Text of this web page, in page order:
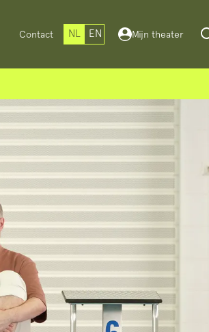
Contact NL EN Mijn theater